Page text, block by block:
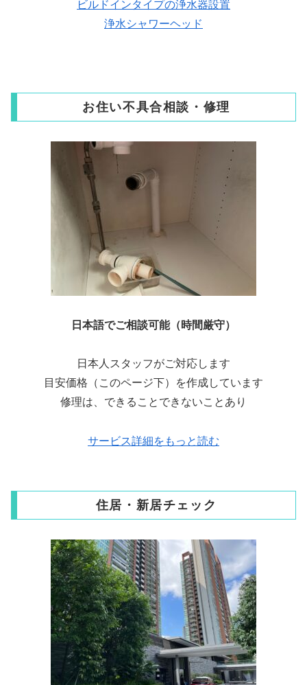
ビルドインタイプの浄水器設置
浄水シャワーヘッド
お住い不具合相談・修理
日本語でご相談可能（時間厳守）
日本人スタッフがご対応します
目安価格（このページ下）を作成しています
修理は、できることできないことあり
サービス詳細をもっと読む
住居・新居チェック